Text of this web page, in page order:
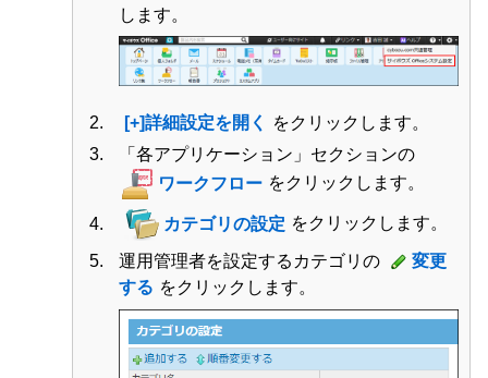
します。
[+]詳細設定を開く
をクリックします。
「各アプリケーション」セクションの
ワークフロー をクリックします。
カテゴリの設定 をクリックします。
運用管理者を設定するカテゴリの
変更
する をクリックします。